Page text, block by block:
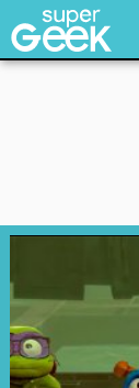
Tecnología
Reviews
Cultura Pop